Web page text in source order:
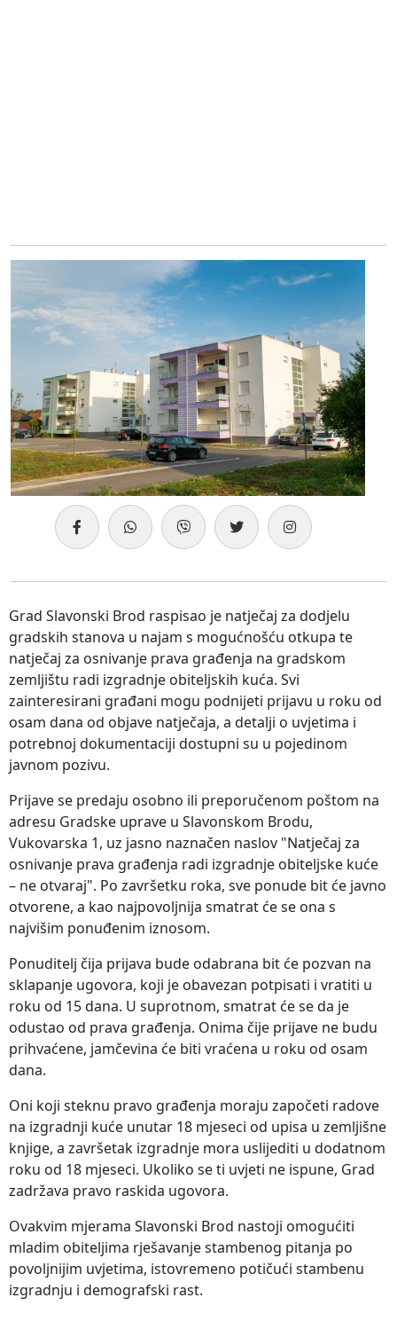
Grad Slavonski Brod raspisao je natječaj za dodjelu
gradskih stanova u najam s mogućnošću otkupa te
natječaj za osnivanje prava građenja na gradskom
zemljištu radi izgradnje obiteljskih kuća. Svi
zainteresirani građani mogu podnijeti prijavu u roku od
osam dana od objave natječaja, a detalji o uvjetima i
potrebnoj dokumentaciji dostupni su u pojedinom
javnom pozivu.
Prijave se predaju osobno ili preporučenom poštom na
adresu Gradske uprave u Slavonskom Brodu,
Vukovarska 1, uz jasno naznačen naslov "Natječaj za
osnivanje prava građenja radi izgradnje obiteljske kuće
– ne otvaraj". Po završetku roka, sve ponude bit će javno
otvorene, a kao najpovoljnija smatrat će se ona s
najvišim ponuđenim iznosom.
Ponuditelj čija prijava bude odabrana bit će pozvan na
sklapanje ugovora, koji je obavezan potpisati i vratiti u
roku od 15 dana. U suprotnom, smatrat će se da je
odustao od prava građenja. Onima čije prijave ne budu
prihvaćene, jamčevina će biti vraćena u roku od osam
dana.
Oni koji steknu pravo građenja moraju započeti radove
na izgradnji kuće unutar 18 mjeseci od upisa u zemljišne
knjige, a završetak izgradnje mora uslijediti u dodatnom
roku od 18 mjeseci. Ukoliko se ti uvjeti ne ispune, Grad
zadržava pravo raskida ugovora.
Ovakvim mjerama Slavonski Brod nastoji omogućiti
mladim obiteljima rješavanje stambenog pitanja po
povoljnijim uvjetima, istovremeno potičući stambenu
izgradnju i demografski rast.